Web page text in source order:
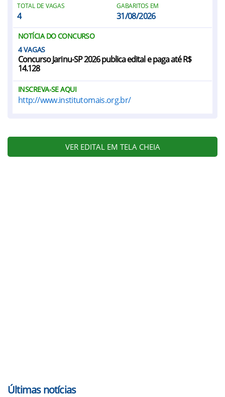
TOTAL DE VAGAS
4
GABARITOS EM
31/08/2026
NOTÍCIA DO CONCURSO
4
Concurso Jarinu-SP 2026 publica edital e paga até R$
14.128
INSCREVA-SE AQUI
http://www.institutomais.org.br/
VER EDITAL EM TELA CHEIA
Últimas notícias